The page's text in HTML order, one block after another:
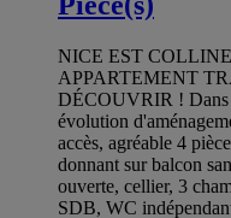
NICE EST
APPARTEMENT
DÉCOUVRIR ! Dans
évolution
accès, agréable 4
donnant sur balcon
ouverte, cellier, 3
SDB, WC